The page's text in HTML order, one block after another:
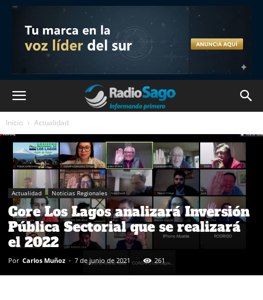
Inicio Actualidad
Actualidad Noticias Regionales
Core Los Lagos analizará Inversión
Pública Sectorial que se realizará
el 2022
Por Carlos Muñoz - 7 de junio de 2021 261